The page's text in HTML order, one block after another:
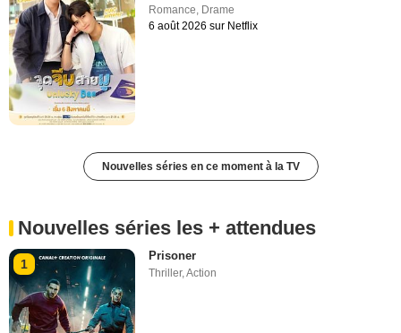
Romance, Drame
6 août 2026 sur Netflix
Nouvelles séries en ce moment à la TV
Nouvelles séries les + attendues
1
Prisoner
Thriller,Action